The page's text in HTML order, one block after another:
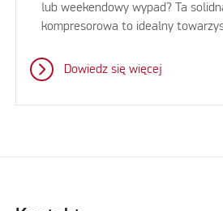
lub weekendowy wypad? Ta
kompresorowa to idealny
Dowiedz się więcej